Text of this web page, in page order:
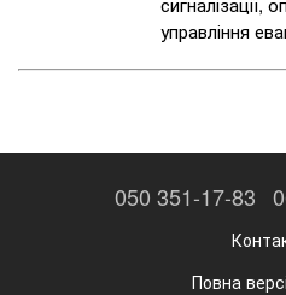
управління
050 351-17-83
Повна